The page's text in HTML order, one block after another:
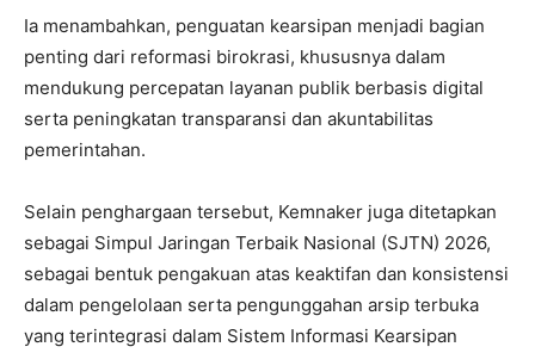
Ia menambahkan, penguatan kearsipan menjadi bagian
penting dari reformasi birokrasi, khususnya dalam
mendukung percepatan layanan publik berbasis digital
serta peningkatan transparansi dan akuntabilitas
pemerintahan.
Selain penghargaan tersebut, Kemnaker juga ditetapkan
sebagai Simpul Jaringan Terbaik Nasional (SJTN) 2026,
sebagai bentuk pengakuan atas keaktifan dan konsistensi
dalam pengelolaan serta pengunggahan arsip terbuka
yang terintegrasi dalam Sistem Informasi Kearsipan